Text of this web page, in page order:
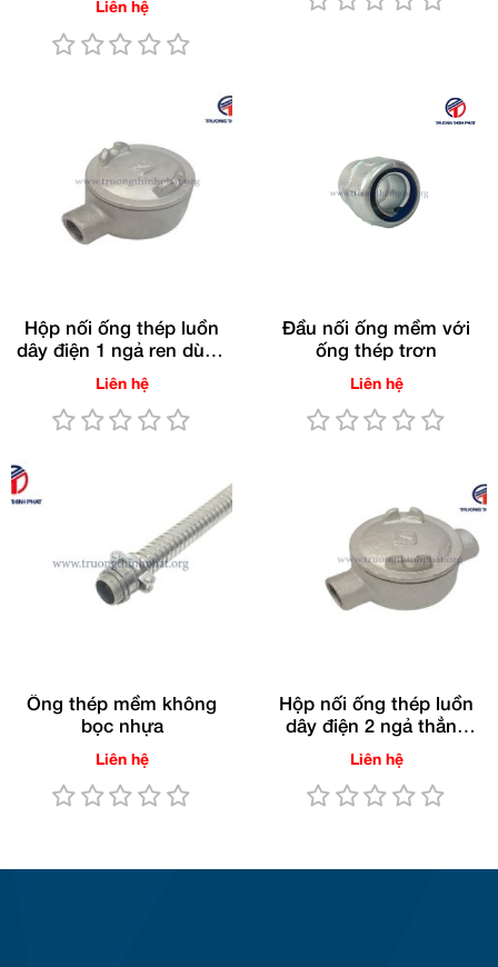
Liên hệ
Hộp nối ống thép luồn
dây điện 1 ngả ren dùng
cho ống RSC/IMC
(Gang nhúng nóng)
Liên hệ
Đầu nối ống mềm với
ống thép trơn
Liên hệ
Ống thép mềm không
bọc nhựa
Liên hệ
Hộp nối ống thép luồn
dây điện 2 ngả thẳng
ren dùng cho ống
RSC/IMC(Gang nhúng
nóng)
Liên hệ